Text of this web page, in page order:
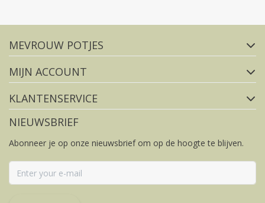
FACEBOOK
MEVROUW POTJES
MIJN ACCOUNT
KLANTENSERVICE
NIEUWSBRIEF
Abonneer je op onze nieuwsbrief om op de hoogte te blijven.